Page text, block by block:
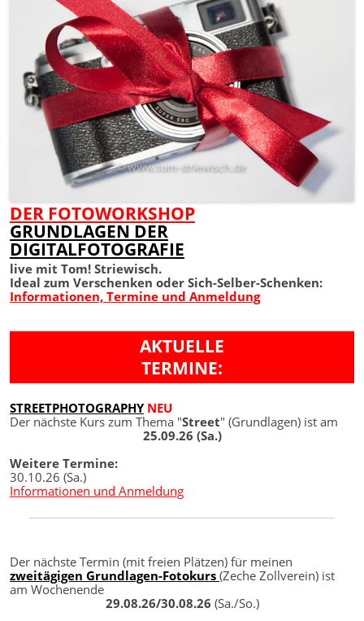
DER FOTOWORKSHOP
GRUNDLAGEN DER
DIGITALFOTOGRAFIE
live mit Tom! Striewisch.
Ideal zum Verschenken oder Sich-Selber-Schenken:
Informationen, Termine und Anmeldung
AKTUELLE
TERMINE:
STREETPHOTOGRAPHY NEU
Der nächste Kurs zum Thema "Street" (Grundlagen) ist am
25.09.26 (Sa.)
Weitere Termine:
30.10.26 (Sa.)
Informationen und Anmeldung
Der nächste Termin (mit freien Plätzen) für meinen
zweitägigen Grundlagen-Fotokurs (Zeche Zollverein) ist
am Wochenende
29.08.26/30.08.26 (Sa./So.)